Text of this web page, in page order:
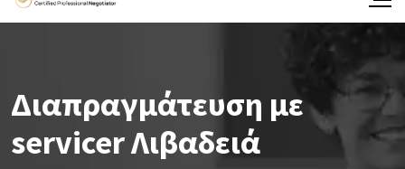
Διαπραγμάτευση με
servicer Λιβαδειά